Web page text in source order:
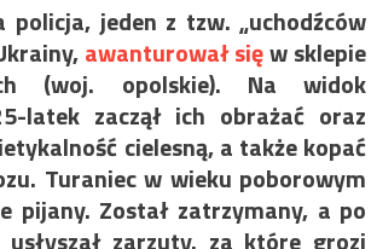
policja, jeden z tzw. „uchodźców
awanturował sięw sklepie
(woj. opolskie). Na widok
latek zaczął ich obrażać oraz
cielesną, a także kopać
Turaniec w wieku poborowym
pijany. Został zatrzymany, a po
zarzuty. za które grozi